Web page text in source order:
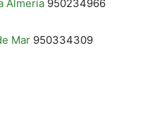
Almería 950234966
Mar 950334309